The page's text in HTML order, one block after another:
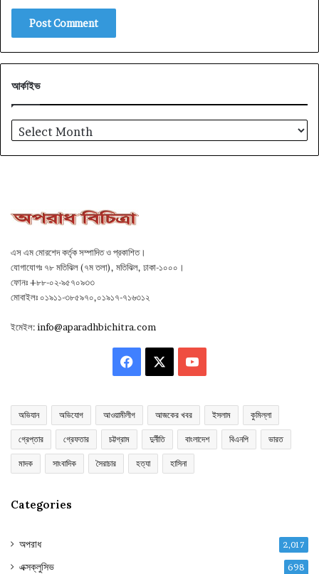
আর্কাইভ
আর্কাইভ
এস এম মোরশেদ কর্তৃক সম্পাদিত ও প্রকাশিত।
যোগাযোগঃ ৭৮ মতিঝিল (৭ম তলা), মতিঝিল, ঢাকা-১০০০।
ফোনঃ +৮৮-০২-৯৫৭০৯৩৩
মোবাইলঃ ০১৯১১-৩৮৫৯৭০,০১৯১৭-৭১৬৩১২
ইমেইল:info@aparadhbichitra.com
Facebook YouTube
অভিযান অভিযোগ আওয়ামীলীগ আজকের খবর ইসলাম কুমিল্লা
গ্রেপ্তার গ্রেফতার চট্টগ্রাম দুর্নীতি বাংলাদেশ বিএনপি ভারত
মাদক সাংবাদিক সৈরাচার হত্যা হাসিনা
Categories
অপরাধ 2,017
এক্সক্লুসিভ 698